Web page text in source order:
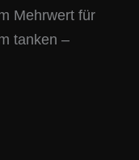
Mehrwert für
tanken –